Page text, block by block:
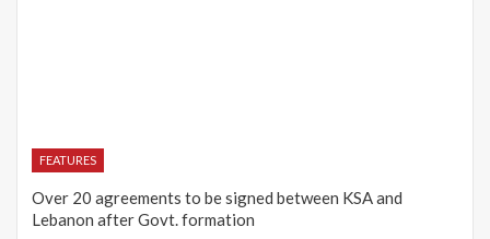
FEATURES
Over 20 agreements to be signed between KSA and
Lebanon after Govt. formation